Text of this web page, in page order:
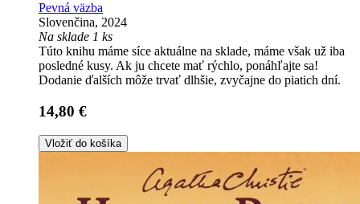
Pevná väzba
Slovenčina, 2024
Na sklade 1 ks
Túto knihu máme síce aktuálne na sklade, máme však už iba
posledné kusy. Ak ju chcete mať rýchlo, ponáhľajte sa!
Dodanie ďalších môže trvať dlhšie, zvyčajne do piatich dní.
14,80 €
Vložiť do košíka